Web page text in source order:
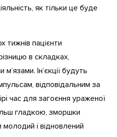
як тільки це буде
тижнів пацієнти
в складках,
Ін’єкції будуть
відповідальним за
час для загоєння ураженої
гладкою, зморшки
і відновлений